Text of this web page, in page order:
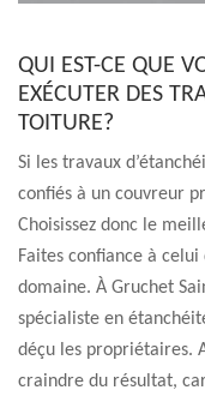
QUI EST-CE QUE
EXÉCUTER DES
TOITURE?
Si les travaux
confiés à un couvreur
Choisissez donc le
Faites confiance à
domaine. À Gruchet
spécialiste en
déçu les propriétaires.
craindre du résultat,